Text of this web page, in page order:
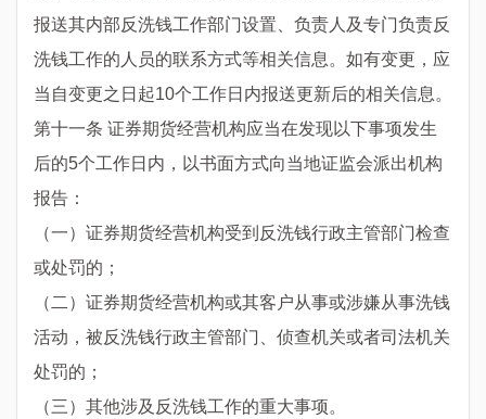
报送其内部反洗钱工作部门设置、负责人及专门负责反
洗钱工作的人员的联系方式等相关信息。如有变更，应
当自变更之日起10个工作日内报送更新后的相关信息。
第十一条 证券期货经营机构应当在发现以下事项发生
后的5个工作日内，以书面方式向当地证监会派出机构
报告：
（一）证券期货经营机构受到反洗钱行政主管部门检查
或处罚的；
（二）证券期货经营机构或其客户从事或涉嫌从事洗钱
活动，被反洗钱行政主管部门、侦查机关或者司法机关
处罚的；
（三）其他涉及反洗钱工作的重大事项。